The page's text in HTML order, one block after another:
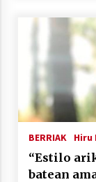
BERRIAK Hiru
“Estilo
batean